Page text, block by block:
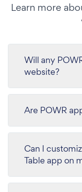
Learn more
Will any
website?
Are POWR
Can I
Table app on